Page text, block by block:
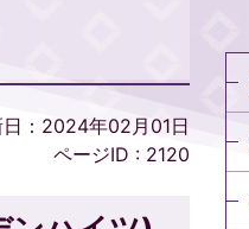
：2024年02月01日
ページID : 2120